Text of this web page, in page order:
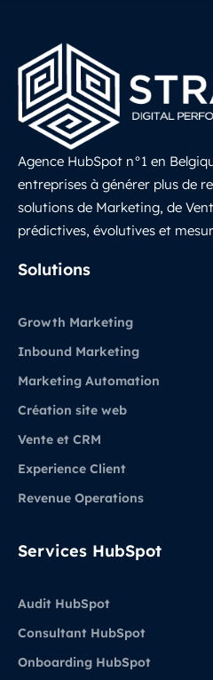
Agence HubSpot n°1 en
entreprises à générer plus de
solutions de Marketing, de
prédictives, évolutives et
Solutions
Growth Marketing
Inbound Marketing
Marketing Automation
Création site web
Vente et CRM
Experience Client
Revenue Operations
Services HubSpot
Audit HubSpot
Consultant HubSpot
Onboarding HubSpot